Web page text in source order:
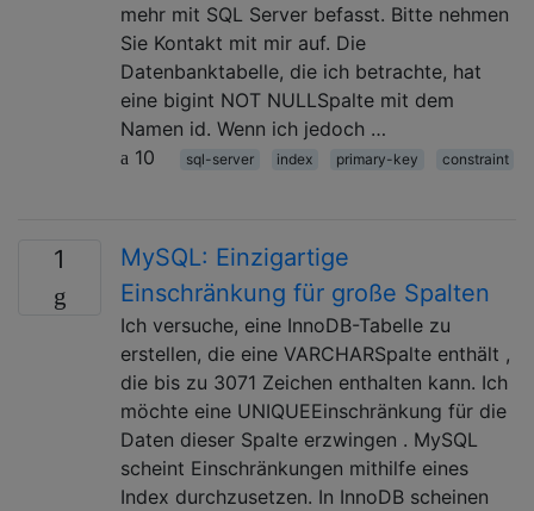
mehr mit SQL Server befasst. Bitte nehmen
Sie Kontakt mit mir auf. Die
Datenbanktabelle, die ich betrachte, hat
eine bigint NOT NULLSpalte mit dem
Namen id. Wenn ich jedoch …
10
sql-server index primary-key constraint
1
MySQL: Einzigartige
Einschränkung für große Spalten
Ich versuche, eine InnoDB-Tabelle zu
erstellen, die eine VARCHARSpalte enthält ,
die bis zu 3071 Zeichen enthalten kann. Ich
möchte eine UNIQUEEinschränkung für die
Daten dieser Spalte erzwingen . MySQL
scheint Einschränkungen mithilfe eines
Index durchzusetzen. In InnoDB scheinen